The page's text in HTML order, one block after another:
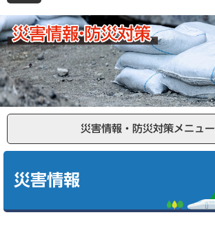
災害情報・防災対策メニュー
災害情報